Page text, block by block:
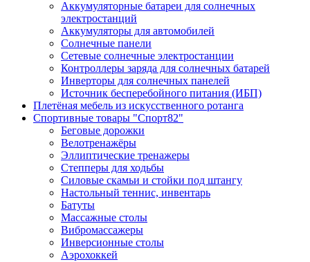
Аккумуляторные батареи для солнечных
электростанций
Аккумуляторы для автомобилей
Солнечные панели
Сетевые солнечные электростанции
Контроллеры заряда для солнечных батарей
Инверторы для солнечных панелей
Источник бесперебойного питания (ИБП)
Плетёная мебель из искусственного ротанга
Спортивные товары "Спорт82"
Беговые дорожки
Велотренажёры
Эллиптические тренажеры
Степперы для ходьбы
Силовые скамьи и стойки под штангу
Настольный теннис, инвентарь
Батуты
Массажные столы
Вибромассажеры
Инверсионные столы
Аэрохоккей